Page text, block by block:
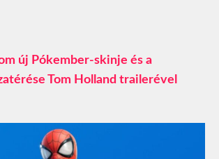
új Pókember-skinje és a
Tom Holland trailerével